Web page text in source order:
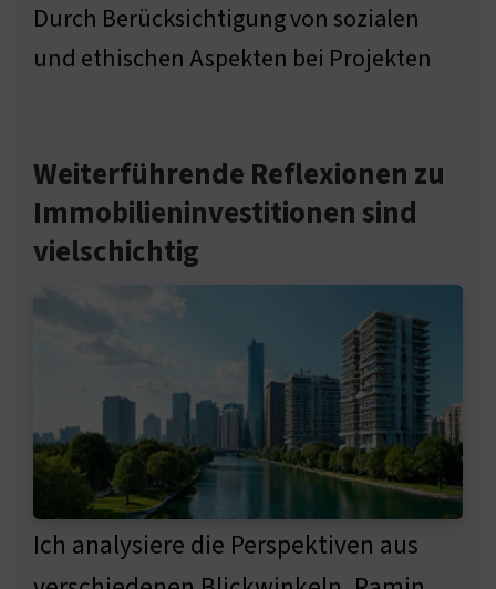
Durch Berücksichtigung von sozialen
und ethischen Aspekten bei Projekten
Weiterführende Reflexionen zu
Immobilieninvestitionen sind
vielschichtig
Ich analysiere die Perspektiven aus